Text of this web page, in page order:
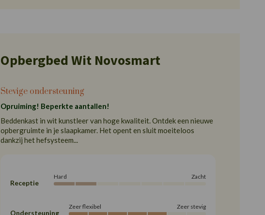
Opbergbed Wit Novosmart
Stevige ondersteuning
Opruiming! Beperkte aantallen!
Beddenkast in wit kunstleer van hoge kwaliteit. Ontdek een nieuwe
opbergruimte in je slaapkamer. Het opent en sluit moeiteloos
dankzij het hefsysteem...
Receptie
Hard Zacht
Ondersteuning
Zeer flexibel Zeer stevig